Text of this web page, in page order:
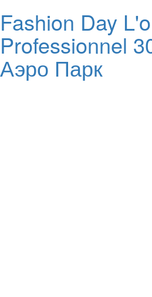
Fashion Day
Professionnel
Аэро Парк